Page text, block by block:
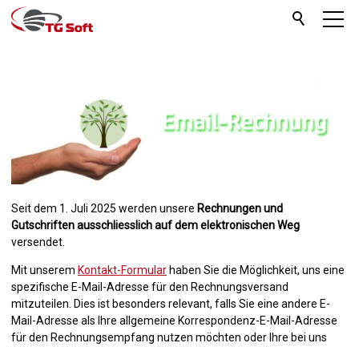
Seit dem 1. Juli 2025 werden unsere Rechnungen und
Gutschriften ausschliesslich auf dem elektronischen Weg
versendet.
Mit unserem Kontakt-Formular haben Sie die Möglichkeit, uns eine
spezifische E-Mail-Adresse für den Rechnungsversand
mitzuteilen. Dies ist besonders relevant, falls Sie eine andere E-
Mail-Adresse als Ihre allgemeine Korrespondenz-E-Mail-Adresse
für den Rechnungsempfang nutzen möchten oder Ihre bei uns